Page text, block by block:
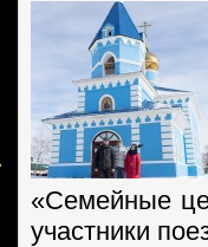
«Семейные
участники